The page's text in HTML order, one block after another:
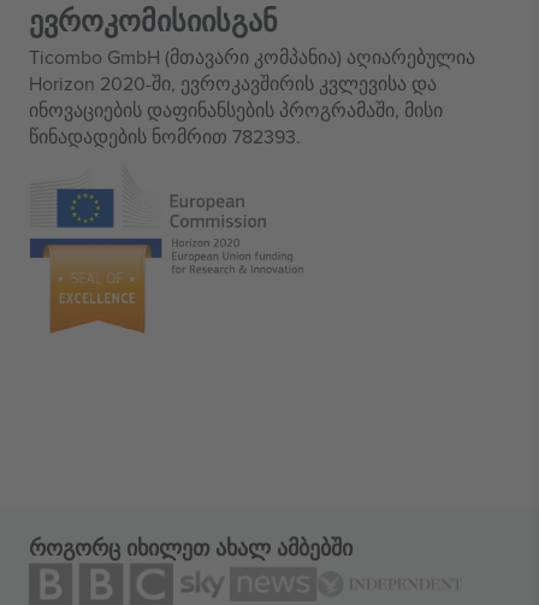
ევროკომისიისგან
Ticombo GmbH (მთავარი კომპანია) აღიარებულია
Horizon 2020-ში, ევროკავშირის კვლევისა და
ინოვაციების დაფინანსების პროგრამაში, მისი
წინადადების ნომრით 782393.
როგორც იხილეთ ახალ ამბებში